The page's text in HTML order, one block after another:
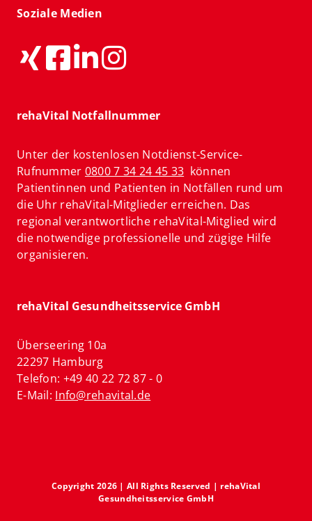
Soziale Medien
rehaVital Notfallnummer
Unter der kostenlosen Notdienst-Service-
Rufnummer 0800 7 34 24 45 33 können
Patientinnen und Patienten in Notfällen rund um
die Uhr rehaVital-Mitglieder erreichen. Das
regional verantwortliche rehaVital-Mitglied wird
die notwendige professionelle und zügige Hilfe
organisieren.
rehaVital Gesundheitsservice GmbH
Überseering 10a
22297 Hamburg
Telefon: +49 40 22 72 87 - 0
E-Mail: Info@rehavital.de
Copyright 2026 | All Rights Reserved | rehaVital
Gesundheitsservice GmbH